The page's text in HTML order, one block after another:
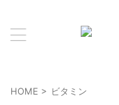
HOME > ビタミン